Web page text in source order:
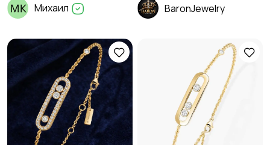
Михаил BaronJewelry